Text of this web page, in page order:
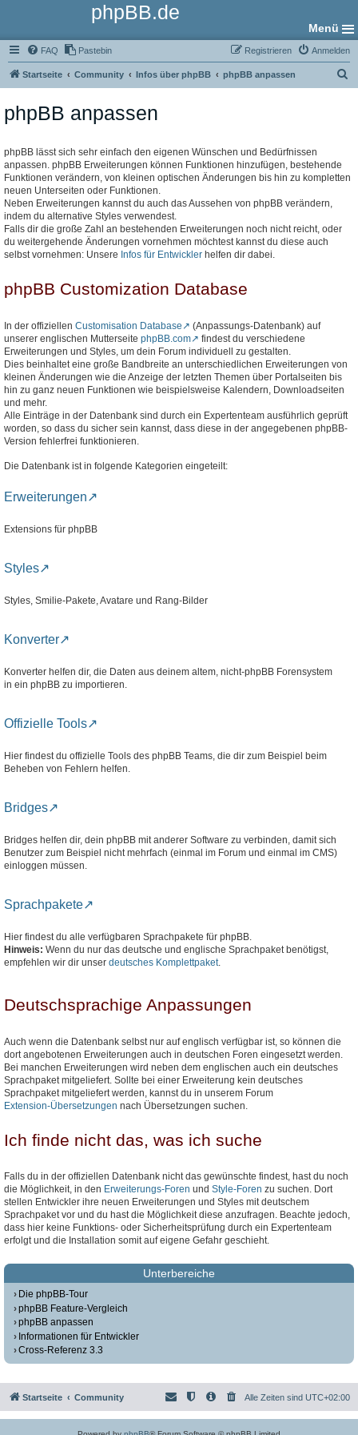
phpBB.de
Menü
FAQ Pastebin Anmelden
Registrieren
Startseite Community Infos über phpBB phpBB anpassen
phpBB anpassen
phpBB lässt sich sehr einfach den eigenen Wünschen und Bedürfnissen
anpassen. phpBB Erweiterungen können Funktionen hinzufügen, bestehende
Funktionen verändern, von kleinen optischen Änderungen bis hin zu kompletten
neuen Unterseiten oder Funktionen.
Neben Erweiterungen kannst du auch das Aussehen von phpBB verändern,
indem du alternative Styles verwendest.
Falls dir die große Zahl an bestehenden Erweiterungen noch nicht reicht, oder
du weitergehende Änderungen vornehmen möchtest kannst du diese auch
selbst vornehmen: Unsere Infos für Entwickler helfen dir dabei.
phpBB Customization Database
In der offiziellen Customisation Database
(Anpassungs-Datenbank) auf
unserer englischen Mutterseite phpBB.com
findest du verschiedene
Erweiterungen und Styles, um dein Forum individuell zu gestalten.
Dies beinhaltet eine große Bandbreite an unterschiedlichen Erweiterungen von
kleinen Änderungen wie die Anzeige der letzten Themen über Portalseiten bis
hin zu ganz neuen Funktionen wie beispielsweise Kalendern, Downloadseiten
und mehr.
Alle Einträge in der Datenbank sind durch ein Expertenteam ausführlich geprüft
worden, so dass du sicher sein kannst, dass diese in der angegebenen phpBB-
Version fehlerfrei funktionieren.
Die Datenbank ist in folgende Kategorien eingeteilt:
Erweiterungen
Extensions für phpBB
Styles
Styles, Smilie-Pakete, Avatare und Rang-Bilder
Konverter
Konverter helfen dir, die Daten aus deinem altem, nicht-phpBB Forensystem
in ein phpBB zu importieren.
Offizielle Tools
Hier findest du offizielle Tools des phpBB Teams, die dir zum Beispiel beim
Beheben von Fehlern helfen.
Bridges
Bridges helfen dir, dein phpBB mit anderer Software zu verbinden, damit sich
Benutzer zum Beispiel nicht mehrfach (einmal im Forum und einmal im CMS)
einloggen müssen.
Sprachpakete
Hier findest du alle verfügbaren Sprachpakete für phpBB.
Hinweis: Wenn du nur das deutsche und englische Sprachpaket benötigst,
empfehlen wir dir unser deutsches Komplettpaket.
Deutschsprachige Anpassungen
Auch wenn die Datenbank selbst nur auf englisch verfügbar ist, so können die
dort angebotenen Erweiterungen auch in deutschen Foren eingesetzt werden.
Bei manchen Erweiterungen wird neben dem englischen auch ein deutsches
Sprachpaket mitgeliefert. Sollte bei einer Erweiterung kein deutsches
Sprachpaket mitgeliefert werden, kannst du in unserem Forum
Extension-Übersetzungen nach Übersetzungen suchen.
Ich finde nicht das, was ich suche
Falls du in der offiziellen Datenbank nicht das gewünschte findest, hast du noch
die Möglichkeit, in den Erweiterungs-Foren und Style-Foren zu suchen. Dort
stellen Entwickler ihre neuen Erweiterungen und Styles mit deutschem
Sprachpaket vor und du hast die Möglichkeit diese anzufragen. Beachte jedoch,
dass hier keine Funktions- oder Sicherheitsprüfung durch ein Expertenteam
erfolgt und die Installation somit auf eigene Gefahr geschieht.
Unterbereiche
Die phpBB-Tour
phpBB Feature-Vergleich
phpBB anpassen
Informationen für Entwickler
Cross-Referenz 3.3
Startseite Community Alle Zeiten sind UTC+02:00